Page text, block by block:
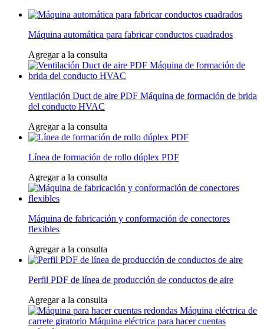
Máquina automática para fabricar conductos cuadrados
Agregar a la consulta
Ventilación Duct de aire PDF Máquina de formación de brida
del conducto HVAC
Agregar a la consulta
Línea de formación de rollo dúplex PDF
Agregar a la consulta
Máquina de fabricación y conformación de conectores
flexibles
Agregar a la consulta
Perfil PDF de línea de producción de conductos de aire
Agregar a la consulta